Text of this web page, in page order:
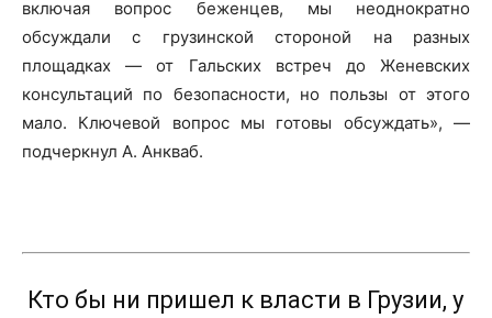
включая вопрос беженцев, мы неоднократно
обсуждали с грузинской стороной на разных
площадках — от Гальских встреч до Женевских
консультаций по безопасности, но пользы от этого
мало. Ключевой вопрос мы готовы обсуждать», —
подчеркнул А. Анкваб.
Кто бы ни пришел к власти в Грузии, у